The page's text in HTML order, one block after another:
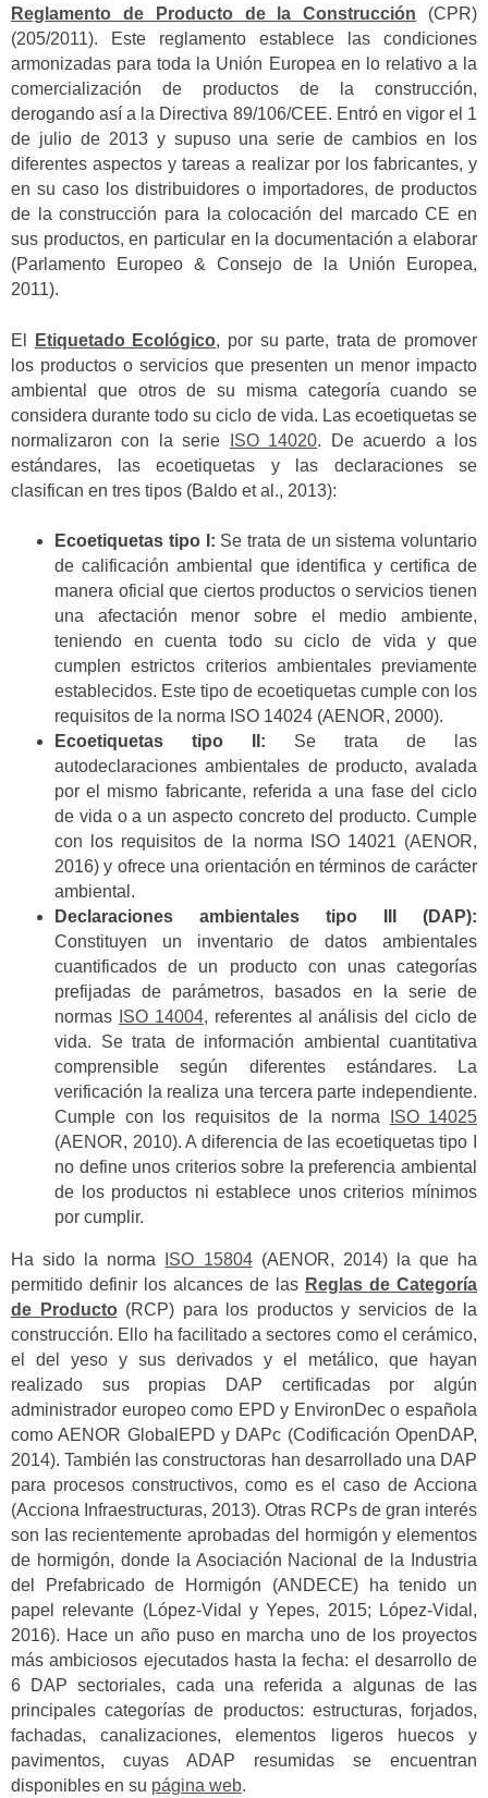
Reglamento de Producto de la Construcción (CPR)
(205/2011). Este reglamento establece las condiciones
armonizadas para toda la Unión Europea en lo relativo a la
comercialización de productos de la construcción,
derogando así a la Directiva 89/106/CEE. Entró en vigor el 1
de julio de 2013 y supuso una serie de cambios en los
diferentes aspectos y tareas a realizar por los fabricantes, y
en su caso los distribuidores o importadores, de productos
de la construcción para la colocación del marcado CE en
sus productos, en particular en la documentación a elaborar
(Parlamento Europeo & Consejo de la Unión Europea,
2011).
El Etiquetado Ecológico, por su parte, trata de promover
los productos o servicios que presenten un menor impacto
ambiental que otros de su misma categoría cuando se
considera durante todo su ciclo de vida. Las ecoetiquetas se
normalizaron con la serie
ISO 14020. De acuerdo a los
estándares, las ecoetiquetas y las declaraciones se
clasifican en tres tipos (Baldo et al., 2013):
Ecoetiquetas tipo I: Se trata de un sistema voluntario
de calificación ambiental que identifica y certifica de
manera oficial que ciertos productos o servicios tienen
una afectación menor sobre el medio ambiente,
teniendo en cuenta todo su ciclo de vida y que
cumplen estrictos criterios ambientales previamente
establecidos. Este tipo de ecoetiquetas cumple con los
requisitos de la norma ISO 14024 (AENOR, 2000).
Ecoetiquetas tipo II: Se trata de las
autodeclaraciones ambientales de producto, avalada
por el mismo fabricante, referida a una fase del ciclo
de vida o a un aspecto concreto del producto. Cumple
con los requisitos de la norma ISO 14021 (AENOR,
2016) y ofrece una orientación en términos de carácter
ambiental.
Declaraciones ambientales tipo III (DAP):
Constituyen un inventario de datos ambientales
cuantificados de un producto con unas categorías
prefijadas de parámetros, basados en la serie de
normas
ISO 14004, referentes al análisis del ciclo de
vida. Se trata de información ambiental cuantitativa
comprensible según diferentes estándares. La
verificación la realiza una tercera parte independiente.
Cumple con los requisitos de la norma
ISO 14025
(AENOR, 2010). A diferencia de las ecoetiquetas tipo I
no define unos criterios sobre la preferencia ambiental
de los productos ni establece unos criterios mínimos
por cumplir.
Ha sido la norma ISO 15804(AENOR, 2014) la que ha
permitido definir los alcances de las Reglas de Categoría
de Producto(RCP) para los productos y servicios de la
construcción. Ello ha facilitado a sectores como el cerámico,
el del yeso y sus derivados y el metálico, que hayan
realizado sus propias DAP certificadas por algún
administrador europeo como EPD y EnvironDec o española
como AENOR GlobalEPD y DAPc (Codificación OpenDAP,
2014). También las constructoras han desarrollado una DAP
para procesos constructivos, como es el caso de Acciona
(Acciona Infraestructuras, 2013). Otras RCPs de gran interés
son las recientemente aprobadas del hormigón y elementos
de hormigón, donde la Asociación Nacional de la Industria
del Prefabricado de Hormigón (ANDECE) ha tenido un
papel relevante (López-Vidal y Yepes, 2015; López-Vidal,
2016). Hace un año puso en marcha uno de los proyectos
más ambiciosos ejecutados hasta la fecha: el desarrollo de
6 DAP sectoriales, cada una referida a algunas de las
principales categorías de productos: estructuras, forjados,
fachadas, canalizaciones, elementos ligeros huecos y
pavimentos, cuyas ADAP resumidas se encuentran
disponibles en su página web.